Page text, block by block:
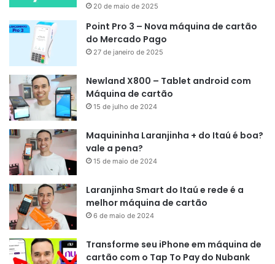
20 de maio de 2025
Point Pro 3 – Nova máquina de cartão
do Mercado Pago
27 de janeiro de 2025
Newland X800 – Tablet android com
Máquina de cartão
15 de julho de 2024
Maquininha Laranjinha + do Itaú é boa?
vale a pena?
15 de maio de 2024
Laranjinha Smart do Itaú e rede é a
melhor máquina de cartão
6 de maio de 2024
Transforme seu iPhone em máquina de
cartão com o Tap To Pay do Nubank